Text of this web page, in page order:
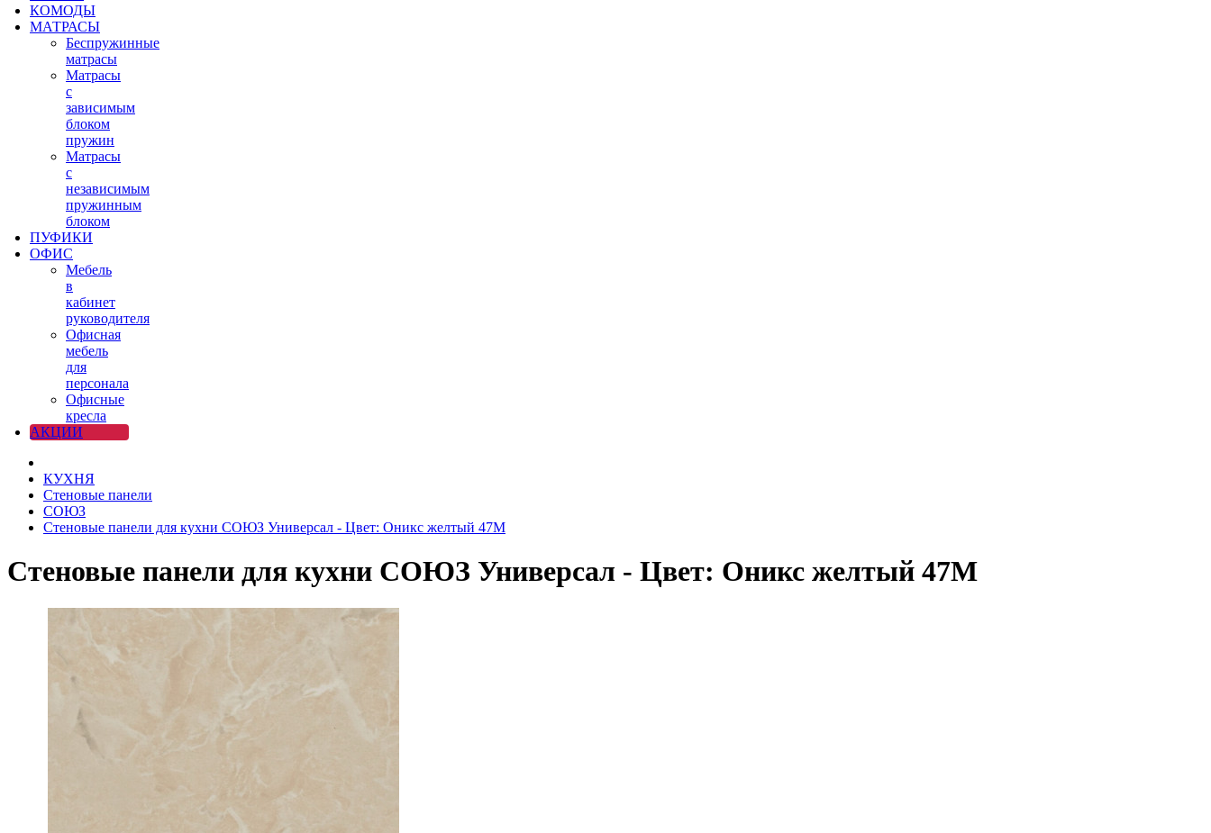
КОМОДЫ
МАТРАСЫ
Беспружинные
матрасы
Матрасы
с
зависимым
блоком
пружин
Матрасы
с
независимым
пружинным
блоком
ПУФИКИ
ОФИС
Мебель
в
кабинет
руководителя
Офисная
мебель
для
персонала
Офисные
кресла
АКЦИИ
КУХНЯ
Стеновые панели
СОЮЗ
Стеновые панели для кухни СОЮЗ Универсал - Цвет: Оникс желтый 47М
Стеновые панели для кухни СОЮЗ Универсал - Цвет: Оникс желтый 47М